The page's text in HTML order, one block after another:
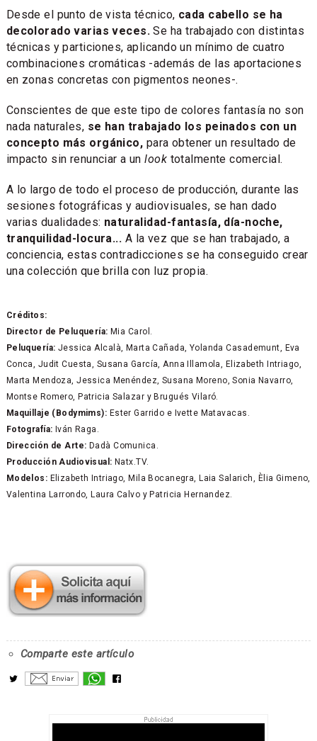
Desde el punto de vista técnico, cada cabello se ha
decolorado varias veces. Se ha trabajado con distintas
técnicas y particiones, aplicando un mínimo de cuatro
combinaciones cromáticas -además de las aportaciones
en zonas concretas con pigmentos neones-.
Conscientes de que este tipo de colores fantasía no son
nada naturales, se han trabajado los peinados con un
concepto más orgánico, para obtener un resultado de
impacto sin renunciar a unlook totalmente comercial.
A lo largo de todo el proceso de producción, durante las
sesiones fotográficas y audiovisuales, se han dado
varias dualidades: naturalidad-fantasía, día-noche,
tranquilidad-locura... A la vez que se han trabajado, a
conciencia, estas contradicciones se ha conseguido crear
una colección que brilla con luz propia.
Créditos:
Director de Peluquería: Mia Carol.
Peluquería: Jessica Alcalà, Marta Cañada, Yolanda Casademunt, Eva
Conca, Judit Cuesta, Susana García, Anna Illamola, Elizabeth Intriago,
Marta Mendoza, Jessica Menéndez, Susana Moreno, Sonia Navarro,
Montse Romero, Patricia Salazar y Brugués Vilaró.
Maquillaje (Bodymims): Ester Garrido e Ivette Matavacas.
Fotografía: Iván Raga.
Dirección de Arte: Dadà Comunica.
Producción Audiovisual: Natx.TV.
Modelos: Elizabeth Intriago, Mila Bocanegra, Laia Salarich, Èlia Gimeno,
Valentina Larrondo, Laura Calvo y Patricia Hernandez.
Comparte este artículo